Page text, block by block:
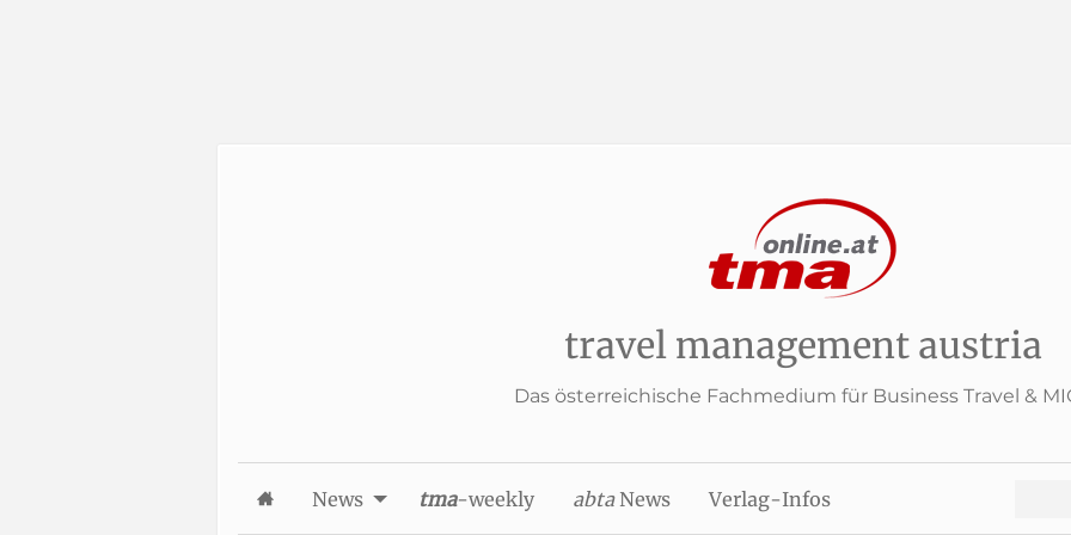
travel management austria
Das österreichische Fachmedium für Business Travel &
News tma-weekly abtaNews Verlag-Infos